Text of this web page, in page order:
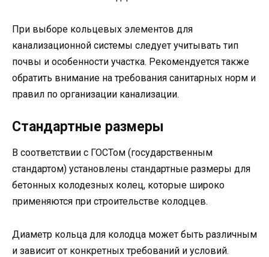
При выборе кольцевых элементов для
канализационной системы следует учитывать тип
почвы и особенности участка. Рекомендуется также
обратить внимание на требования санитарных норм и
правил по организации канализации.
Стандартные размеры
В соответствии с ГОСТом (государственным
стандартом) установлены стандартные размеры для
бетонных колодезных колец, которые широко
применяются при строительстве колодцев.
Диаметр кольца для колодца может быть различным
и зависит от конкретных требований и условий.